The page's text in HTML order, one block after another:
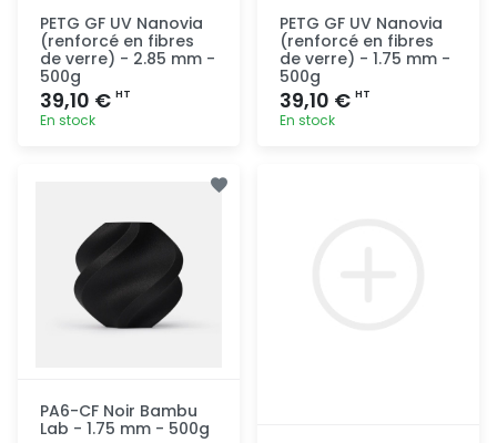
PETG GF UV Nanovia
(renforcé en fibres
de verre) - 2.85 mm -
500g
39,10 € HT
En stock
PETG GF UV Nanovia
(renforcé en fibres
de verre) - 1.75 mm -
500g
39,10 € HT
En stock
PA6-CF Noir Bambu
Lab - 1.75 mm - 500g